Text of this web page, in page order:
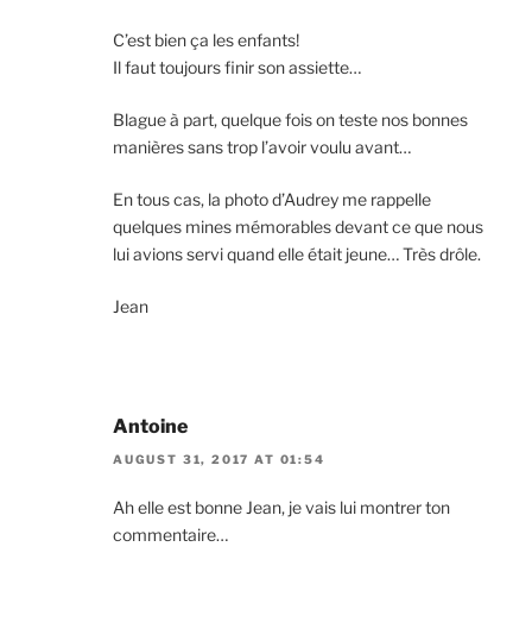
C’est bien ça les enfants!
Il faut toujours finir son assiette…
Blague à part, quelque fois on teste nos bonnes
manières sans trop l’avoir voulu avant…
En tous cas, la photo d’Audrey me rappelle
quelques mines mémorables devant ce que nous
lui avions servi quand elle était jeune… Très drôle.
Jean
Antoine
AUGUST 31, 2017 AT 01:54
Ah elle est bonne Jean, je vais lui montrer ton
commentaire…